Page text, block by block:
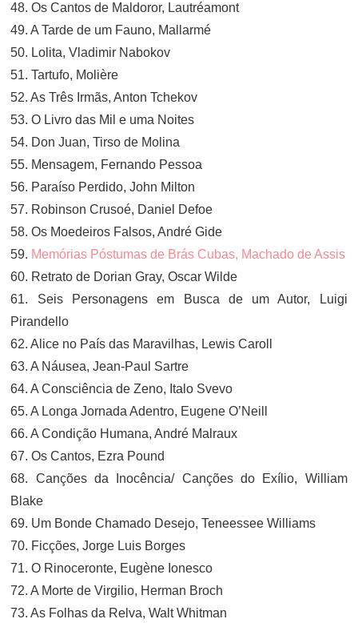
48. Os Cantos de Maldoror, Lautréamont
49. A Tarde de um Fauno, Mallarmé
50. Lolita, Vladimir Nabokov
51. Tartufo, Molière
52. As Três Irmãs, Anton Tchekov
53. O Livro das Mil e uma Noites
54. Don Juan, Tirso de Molina
55. Mensagem, Fernando Pessoa
56. Paraíso Perdido, John Milton
57. Robinson Crusoé, Daniel Defoe
58. Os Moedeiros Falsos, André Gide
59. Memórias Póstumas de Brás Cubas, Machado de Assis
60. Retrato de Dorian Gray, Oscar Wilde
61. Seis Personagens em Busca de um Autor, Luigi
Pirandello
62. Alice no País das Maravilhas, Lewis Caroll
63. A Náusea, Jean-Paul Sartre
64. A Consciência de Zeno, Italo Svevo
65. A Longa Jornada Adentro, Eugene O’Neill
66. A Condição Humana, André Malraux
67. Os Cantos, Ezra Pound
68. Canções da Inocência/ Canções do Exílio, William
Blake
69. Um Bonde Chamado Desejo, Teneessee Williams
70. Ficções, Jorge Luis Borges
71. O Rinoceronte, Eugène Ionesco
72. A Morte de Virgilio, Herman Broch
73. As Folhas da Relva, Walt Whitman